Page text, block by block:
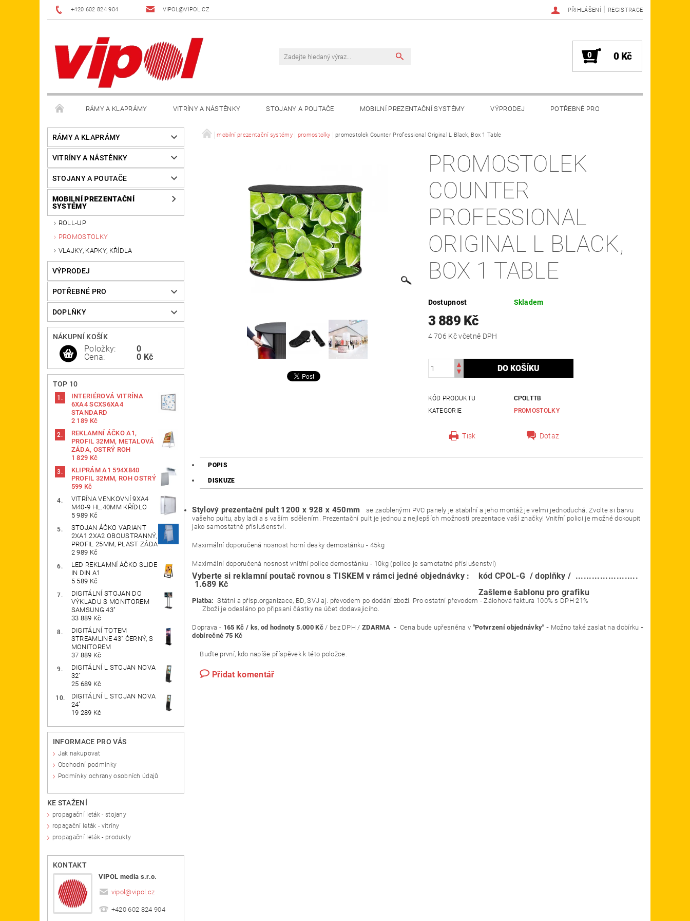
+420 602 824 904 VIPOL@VIPOL.CZ PŘIHLÁŠENÍ | REGISTRACE
0 0 Kč
RÁMY A KLAPRÁMY VITRÍNY A NÁSTĚNKY STOJANY A POUTAČE MOBILNÍ PREZENTAČNÍ SYSTÉMY VÝPRODEJ POTŘEBNÉ PRO
DOPLŇKY OBCHODNÍ PODMÍNKY KONTAKTY
RÁMY A KLAPRÁMY
VITRÍNY A NÁSTĚNKY
STOJANY A POUTAČE
MOBILNÍ PREZENTAČNÍ
SYSTÉMY
ROLL-UP
PROMOSTOLKY
VLAJKY, KAPKY, KŘÍDLA
VÝPRODEJ
POTŘEBNÉ PRO
DOPLŇKY
NÁKUPNÍ KOŠÍK
Položky:
Cena:
0
0 Kč
TOP 10
INTERIÉROVÁ VITRÍNA
6XA4 SCXS6XA4
STANDARD
2 189 Kč
REKLAMNÍ ÁČKO A1,
PROFIL 32MM, METALOVÁ
ZÁDA, OSTRÝ ROH
1 829 Kč
KLIPRÁM A1 594X840
PROFIL 32MM, ROH OSTRÝ
599 Kč
VITRÍNA VENKOVNÍ 9XA4
M40-9 HL.40MM KŘÍDLO
5 989 Kč
STOJAN ÁČKO VARIANT
2XA1 2XA2 OBOUSTRANNÝ,
PROFIL 25MM, PLAST ZÁDA
2 989 Kč
LED REKLAMNÍ ÁČKO SLIDE
IN DIN A1
5 589 Kč
DIGITÁLNÍ STOJAN DO
VÝKLADU S MONITOREM
SAMSUNG 43"
33 889 Kč
DIGITÁLNÍ TOTEM
STREAMLINE 43" ČERNÝ, S
MONITOREM
37 889 Kč
DIGITÁLNÍ L STOJAN NOVA
32"
25 689 Kč
DIGITÁLNÍ L STOJAN NOVA
24"
19 289 Kč
INFORMACE PRO VÁS
Jak nakupovat
Obchodní podmínky
Podmínky ochrany osobních údajů
KE STAŽENÍ
propagační leták - stojany
ropagační leták - vitríny
propagační leták - produkty
KONTAKT
VIPOL media s.r.o.
vipol@vipol.cz
+420 602 824 904
mobilní prezentační systémy promostolky promostolek Counter Professional Original L Black, Box 1 Table
PROMOSTOLEK
COUNTER
PROFESSIONAL
ORIGINAL L BLACK,
BOX 1 TABLE
Dostupnost Skladem
3 889 Kč
4 706 Kč včetně DPH
KÓD PRODUKTU
CPOLTTB
KATEGORIE
PROMOSTOLKY
Tisk Dotaz
POPIS
DISKUZE
Stylový prezentační pult 1200 x 928 x 450mm
se zaoblenými PVC panely je stabilní a jeho montáž je velmi jednoduchá. Zvolte si barvu
vašeho pultu, aby ladila s vaším sdělením. Prezentační pult je jednou z nejlepších možností prezentace vaší značky! Vnitřní polici je možné dokoupit
jako samostatné příslušenství.
Maximální doporučená nosnost horní desky demostánku - 45kg
Maximální doporučená nosnost vnitřní police demostánku - 10kg (police je samotatné příslušenství)
Vyberte si reklamní poutač rovnou s TISKEM v rámci jedné objednávky : kód CPOL-G / doplňky / .......................
1.689 Kč
Zašleme šablonu pro grafiku
Platba: Státní a přísp.organizace, BD, SVJ aj. převodem po dodání zboží. Pro ostatní převodem - Zálohová faktura 100% s DPH 21%
Zboží je odesláno po připsaní částky na účet dodavajicího.
Doprava - 165 Kč / ks, od hodnoty 5.000 Kč / bez DPH /ZDARMA - Cena bude upřesněna v "Potvrzení objednávky" - Možno také zaslat na dobírku -
dobírečné 75 Kč
Buďte první, kdo napíše příspěvek k této položce.
Přidat komentář